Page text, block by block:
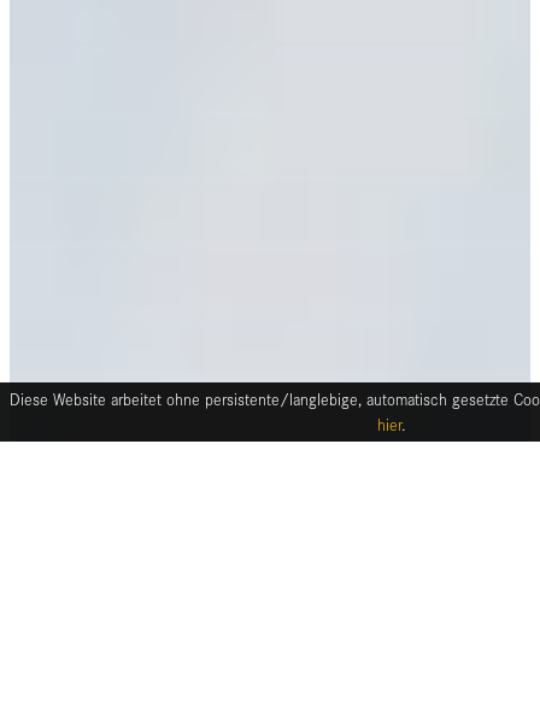
Diese Website arbeitet ohne persistente/langlebige, automatisch gesetzte
hier.